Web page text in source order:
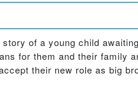
of a young child
for them and their family
their new role as big